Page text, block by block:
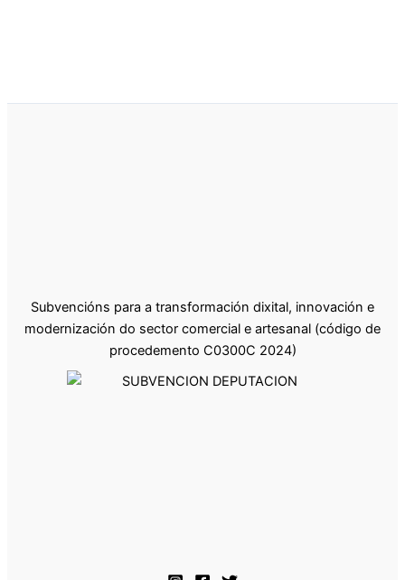
Subvencións para a transformación dixital, innovación e
modernización do sector comercial e artesanal (código de
procedemento C0300C 2024)